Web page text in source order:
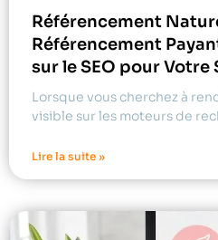
Référencement
Référencement
sur le SEO pour Votre
Lorsque vous cherchez à
visible sur les moteurs de
Lire la suite »